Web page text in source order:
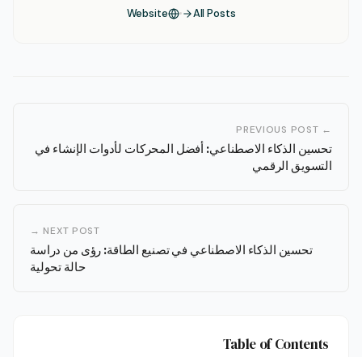
All Posts
Website
← PREVIOUS POST
تحسين الذكاء الاصطناعي: أفضل المحركات لأدوات الإنشاء في
التسويق الرقمي
NEXT POST →
تحسين الذكاء الاصطناعي في تصنيع الطاقة: رؤى من دراسة
حالة تحولية
Table of Contents